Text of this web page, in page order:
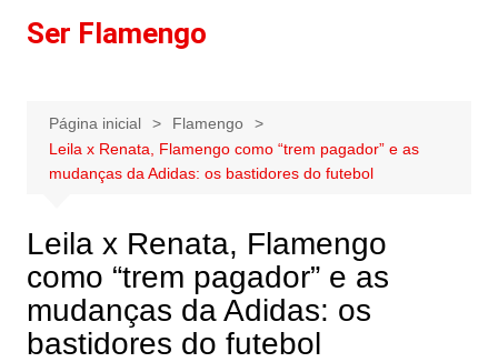
paraSer Flamengo
Página inicial
Flamengo
Leila x Renata, Flamengo como “trem pagador” e as
mudanças da Adidas: os bastidores do futebol
Leila x Renata, Flamengo
como “trem pagador” e as
mudanças da Adidas: os
bastidores do futebol